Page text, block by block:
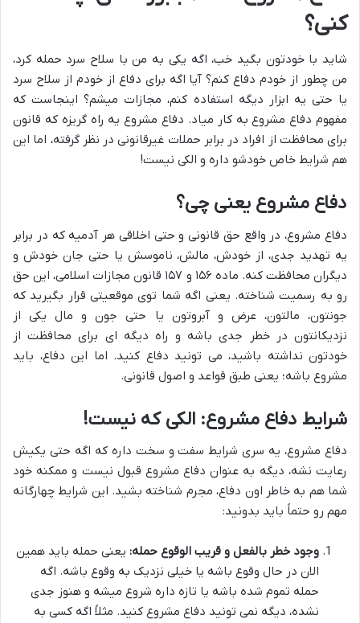
کنی؟
شاید با خودتون بگید خب، اگه یکی به من با سلاح سرد حمله کرد،
من چطور از خودم دفاع کنم؟ آیا اگه برای دفاع از خودم از سلاح سرد
یا حتی یه ابزار دیگه استفاده کنم، مجازات میشم؟ اینجاست که
مفهوم دفاع مشروع به کار میاد. دفاع مشروع یه راه گریزه که قانون
برای محافظت از افراد در برابر حملات غیرقانونی در نظر گرفته، اما این
هم شرایط خاص خودشو داره و الکی نیست!
دفاع مشروع یعنی چی؟
دفاع مشروع، در واقع حق قانونی و حتی اخلاقی هر آدمیه که در برابر
یه تهدید جدی، از خودش، مالش، ناموسش یا حتی جان خودش و
دیگران محافظت کنه. ماده ۱۵۶ و ۱۵۷ قانون مجازات اسلامی، این حق
رو به رسمیت شناخته. یعنی اگه شما توی موقعیتی قرار بگیرید که
جونتون، مالتون، عرض و آبروتون یا حتی جون و مال یکی از
نزدیکانتون در خطر جدی باشه و راه دیگه ای برای محافظت از
خودتون نداشته باشید، می تونید دفاع کنید. اما این دفاع، باید
مشروع باشه؛ یعنی طبق قواعد و اصول قانونی.
شرایط دفاع مشروع: الکی که نیست!
دفاع مشروع، یه سری شرایط سفت و سخت داره که اگه حتی یکیش
رعایت نشه، دیگه به عنوان دفاع مشروع قبول نیست و ممکنه خود
شما هم به خاطر اون دفاع، مجرم شناخته بشید. این شرایط چهارگانه
مهم رو حتماً باید بدونید:
وجود خطر بالفعل و قریب الوقوع حمله: یعنی حمله باید همین
الان در حال وقوع باشه یا خیلی نزدیک به وقوع باشه. اگه
حمله تموم شده باشه یا تازه داره شروع میشه و هنوز جدی
نشده، دیگه نمی تونید دفاع مشروع کنید. مثلاً اگه کسی به